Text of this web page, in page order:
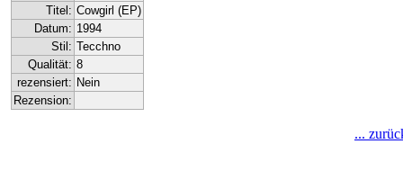
Titel: Cowgirl (EP)
Datum: 1994
Stil: Tecchno
Qualität: 8
rezensiert: Nein
Rezension:
...